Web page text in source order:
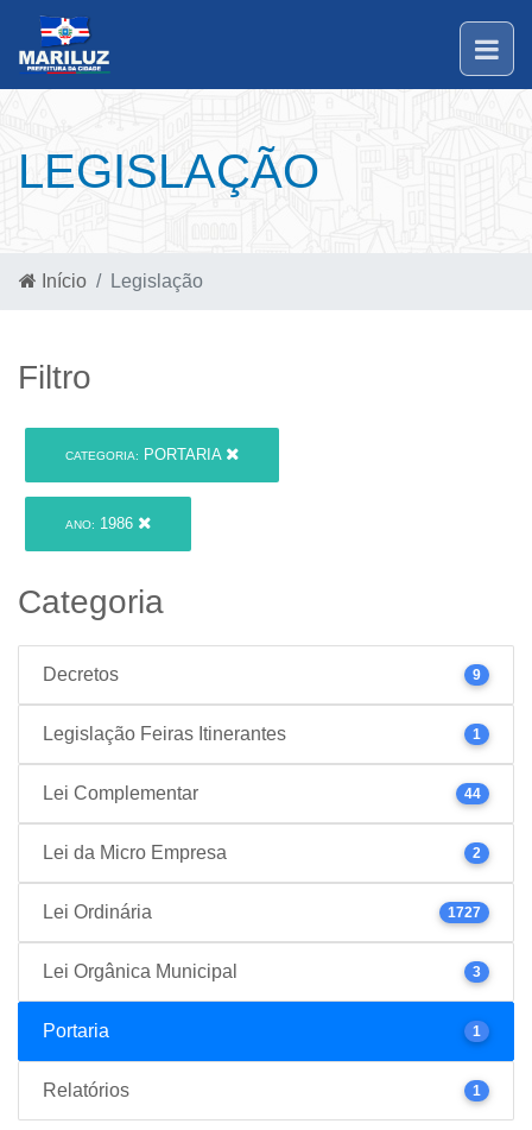
LEGISLAÇÃO
Início Legislação
Filtro
CATEGORIA: PORTARIA
ANO: 1986
Categoria
Decretos 9
Legislação Feiras Itinerantes 1
Lei Complementar 44
Lei da Micro Empresa 2
Lei Ordinária 1727
Lei Orgânica Municipal 3
Portaria 1
Relatórios 1